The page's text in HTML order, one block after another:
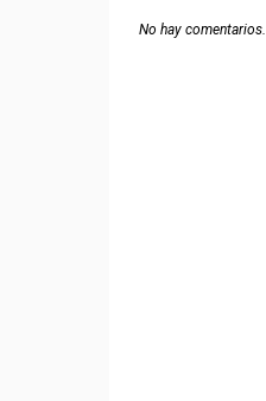
No hay comentarios.